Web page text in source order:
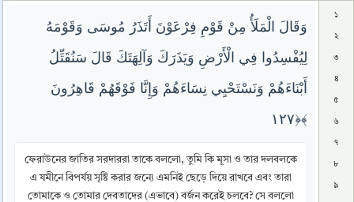
وَقَالَ الْمَلَأُ مِنْ قَوْمِ فِرْعَوْنَ أَتَذَرُ مُوسَى وَقَوْمَهُ
لِيُفْسِدُوا فِي الْأَرْضِ وَيَذَرَكَ وَآلِهَتَكَ قَالَ سَنُقَتِّلُ
أَبْنَاءَهُمْ وَنَسْتَحْيِي نِسَاءَهُمْ وَإِنَّا فَوْقَهُمْ قَاهِرُونَ
﴿١٢٧﴾
ফেরাউনের জাতির সরদাররা তাকে বললো, তুমি কি মূসা ও তার দলবলকে
এ যমীনে বিপর্যয় সৃষ্টি করার জন্যে এমনিই ছেড়ে দিয়ে রাখবে এবং তারা
তোমাকে ও তোমার দেবতাদের (এভাবে) বর্জন করেই চলবে? সে বললো
১
২
৩
৪
৫
৬
৭
৮
৯